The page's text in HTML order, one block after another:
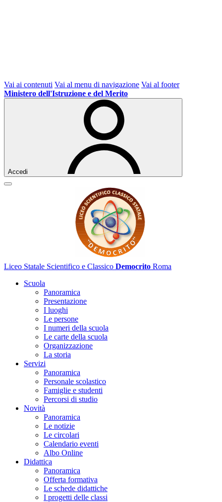
Vai ai contenuti Vai al menu di navigazione Vai al footer
Ministero dell'Istruzione e del Merito
Accedi
Liceo Statale Scientifico e Classico Democrito Roma
Scuola
Panoramica
Presentazione
I luoghi
Le persone
I numeri della scuola
Le carte della scuola
Organizzazione
La storia
Servizi
Panoramica
Personale scolastico
Famiglie e studenti
Percorsi di studio
Novità
Panoramica
Le notizie
Le circolari
Calendario eventi
Albo Online
Didattica
Panoramica
Offerta formativa
Le schede didattiche
I progetti delle classi